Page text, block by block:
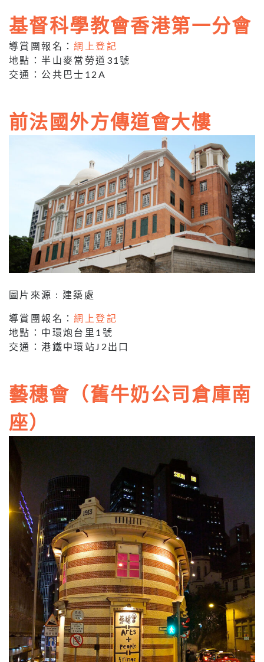
基督科學教會香港第一分會
導賞團報名：網上登記
地點：半山麥當勞道31號
交通：公共巴士12A
前法國外方傳道會大樓
圖片來源 : 建築處
導賞團報名：網上登記
地點：中環炮台里1號
交通：港鐵中環站J2出口
藝穗會（舊牛奶公司倉庫南
座）